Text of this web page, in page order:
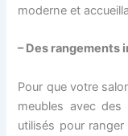
moderne et
– Des rangements
Pour que votre
meubles avec
utilisés pour